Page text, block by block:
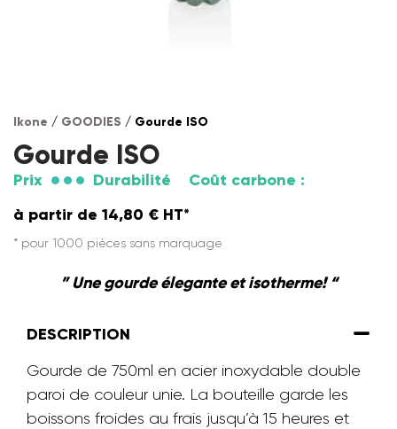
Ikone / GOODIES / Gourde ISO
Gourde ISO
Prix Durabilité
Coût carbone :
à partir de 14,80 € HT*
* pour 1000 pièces sans marquage
” Une gourde élegante et isotherme! “
DESCRIPTION
Gourde de 750ml en acier inoxydable double
paroi de couleur unie. La bouteille garde les
boissons froides au frais jusqu’à 15 heures et